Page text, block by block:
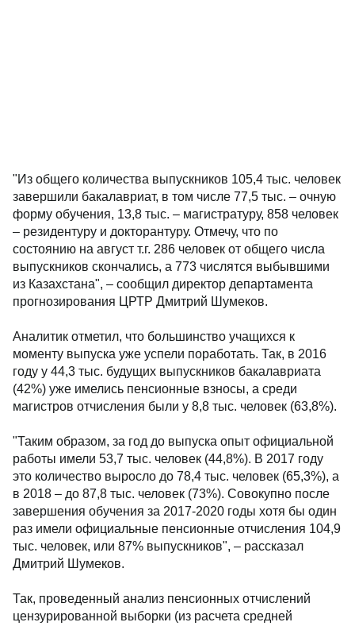
"Из общего количества выпускников 105,4 тыс. человек
завершили бакалавриат, в том числе 77,5 тыс. – очную
форму обучения, 13,8 тыс. – магистратуру, 858 человек
– резидентуру и докторантуру. Отмечу, что по
состоянию на август т.г. 286 человек от общего числа
выпускников скончались, а 773 числятся выбывшими
из Казахстана", – сообщил директор департамента
прогнозирования ЦРТР Дмитрий Шумеков.
Аналитик отметил, что большинство учащихся к
моменту выпуска уже успели поработать. Так, в 2016
году у 44,3 тыс. будущих выпускников бакалавриата
(42%) уже имелись пенсионные взносы, а среди
магистров отчисления были у 8,8 тыс. человек (63,8%).
"Таким образом, за год до выпуска опыт официальной
работы имели 53,7 тыс. человек (44,8%). В 2017 году
это количество выросло до 78,4 тыс. человек (65,3%), а
в 2018 – до 87,8 тыс. человек (73%). Совокупно после
завершения обучения за 2017-2020 годы хотя бы один
раз имели официальные пенсионные отчисления 104,9
тыс. человек, или 87% выпускников", – рассказал
Дмитрий Шумеков.
Так, проведенный анализ пенсионных отчислений
цензурированной выборки (из расчета средней